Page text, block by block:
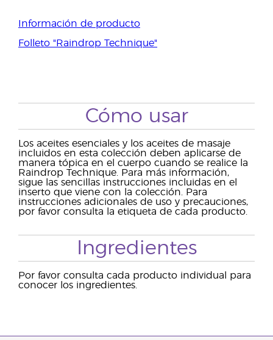
Información de producto
Folleto "Raindrop Technique"
Cómo usar
Los aceites esenciales y los aceites de masaje
incluidos en esta colección deben aplicarse de
manera tópica en el cuerpo cuando se realice la
Raindrop Technique. Para más información,
sigue las sencillas instrucciones incluidas en el
inserto que viene con la colección. Para
instrucciones adicionales de uso y precauciones,
por favor consulta la etiqueta de cada producto.
Ingredientes
Por favor consulta cada producto individual para
conocer los ingredientes.